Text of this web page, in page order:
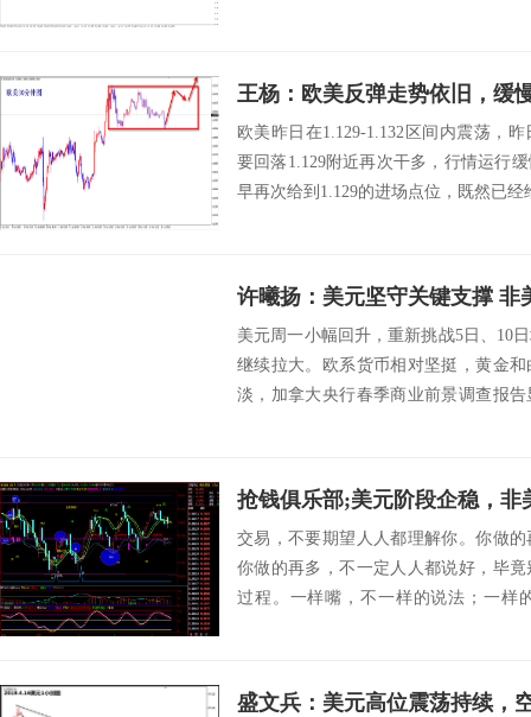
王杨：欧美反弹走势依旧，缓
欧美昨日在1.129-1.132区间内震荡，
要回落1.129附近再次干多，行情运行
早再次给到1.129的进场点位，既然已
许曦扬：美元坚守关键支撑 非
美元周一小幅回升，重新挑战5日、10
继续拉大。欧系货币相对坚挺，黄金
淡，加拿大央行春季商业前景调查报
抢钱俱乐部;美元阶段企稳，非
交易，不要期望人人都理解你。你做
你做的再多，不一定人人都说好，毕
过程。一样嘴，不一样的说法；一样
盛文兵：美元高位震荡持续，